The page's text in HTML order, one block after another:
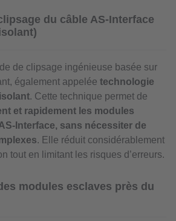
du câble AS-Interface
de clipsage ingénieuse basée sur
également appelée technologie
. Cette technique permet de
et rapidement les modules
Interface, sans nécessiter de
. Elle réduit considérablement
tout en limitant les risques d’erreurs.
modules esclaves près du